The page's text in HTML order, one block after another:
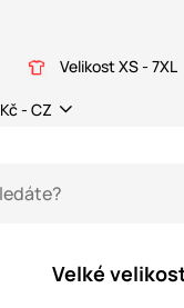
Velikost XS - 7XL
Kč - CZ
Velké